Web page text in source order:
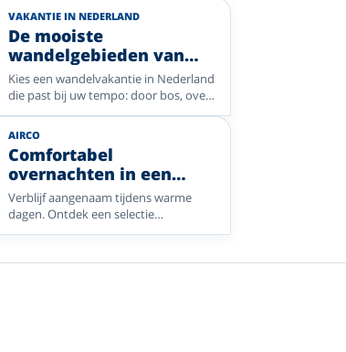
VAKANTIE IN NEDERLAND
De mooiste
wandelgebieden van
Nederland, met een
comfortabel Enjoyhotel
als uitvalsbasis
Kies een wandelvakantie in Nederland
die past bij uw tempo: door bos, over
heide, langs het Wad of door de
Limburgse heuvels. Vergelijk een
selectie Enjoyhotels in uiteenlopende
wandelregio’s.
AIRCO
Comfortabel
overnachten in een
kamer met airco
Verblijf aangenaam tijdens warme
dagen. Ontdek een selectie
Enjoyhotels met airco op de kamer of
tot Veluwe en wellness.